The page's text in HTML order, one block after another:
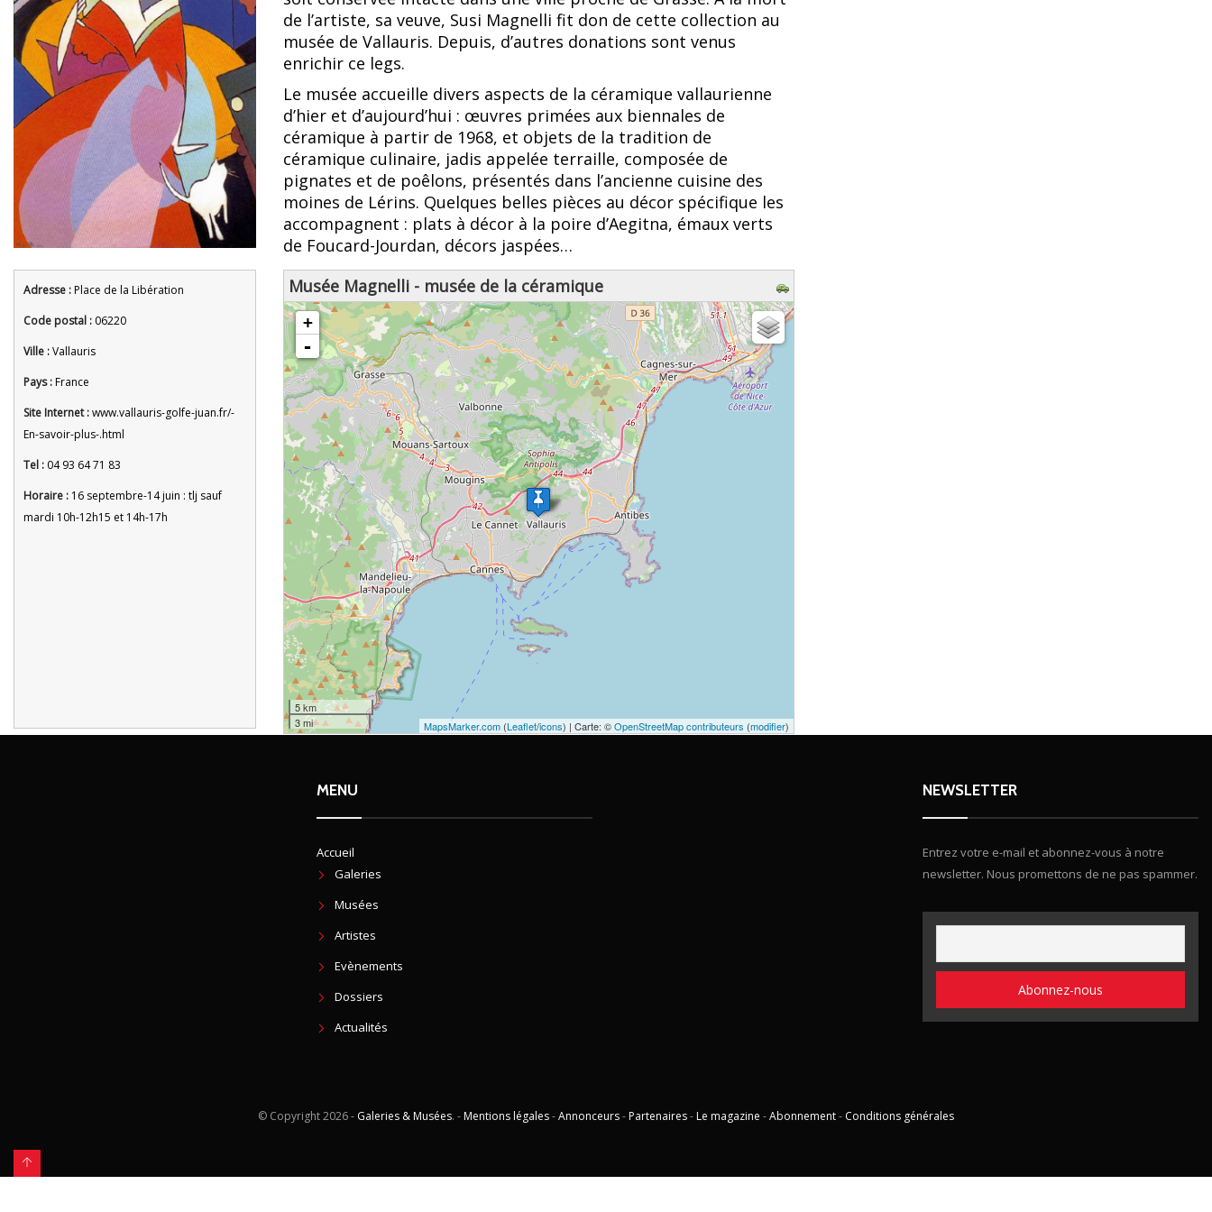
de l’artiste, sa veuve, Susi Magnelli fit don de cette collection au
musée de Vallauris. Depuis, d’autres donations sont venus
enrichir ce legs.
Le musée accueille divers aspects de la céramique vallaurienne
d’hier et d’aujourd’hui : œuvres primées aux biennales de
céramique à partir de 1968, et objets de la tradition de
céramique culinaire, jadis appelée terraille, composée de
pignates et de poêlons, présentés dans l’ancienne cuisine des
moines de Lérins. Quelques belles pièces au décor spécifique les
accompagnent : plats à décor à la poire d’Aegitna, émaux verts
de Foucard-Jourdan, décors jaspées…
Adresse :Place de la Libération
Code postal : 06220
Ville :Vallauris
Pays :France
Site Internet :www.vallauris-golfe-juan.fr/-
En-savoir-plus-.html
Tel : 04 93 64 71 83
Horaire : 16 septembre-14 juin : tlj sauf
mardi 10h-12h15 et 14h-17h
Musée Magnelli - musée de la céramique
chargement de la carte - veuillez patienter...
+
-
5 km
3 mi
MapsMarker.com(Leaflet/icons) | Carte: ©OpenStreetMap contributeurs (modifier)
MENU
Accueil
Galeries
Musées
Artistes
Evènements
Dossiers
Actualités
NEWSLETTER
Entrez votre e-mail et abonnez-vous à notre
newsletter. Nous promettons de ne pas spammer.
© Copyright2026 - Galeries & Musées. - Mentions légales-Annonceurs- Partenaires- Le magazine -Abonnement- Conditions générales